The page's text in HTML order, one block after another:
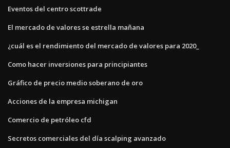
Eventos del centro scottrade
El mercado de valores se estrella mañana
¿cuál es el rendimiento del mercado de valores para 2020_
Como hacer inversiones para principiantes
Gráfico de precio medio soberano de oro
Acciones de la empresa michigan
Comercio de petróleo cfd
Secretos comerciales del día scalping avanzado